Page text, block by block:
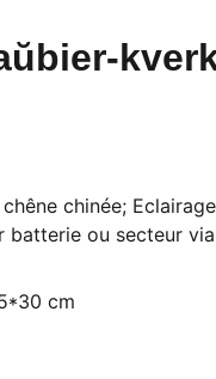
chinée;
batterie ou secteur
cm